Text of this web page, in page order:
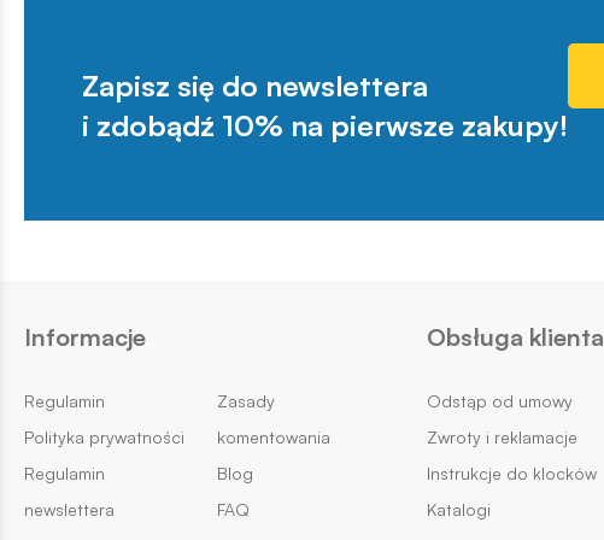
Zapisz się do newslettera
i zdobądź 10% na pierwsze zakupy!
Informacje
Regulamin
Polityka prywatności
Regulamin
newslettera
Zasady
komentowania
Blog
FAQ
Obsługa klienta
Odstąp od umowy
Zwroty i reklamacje
Instrukcje do klocków
Katalogi